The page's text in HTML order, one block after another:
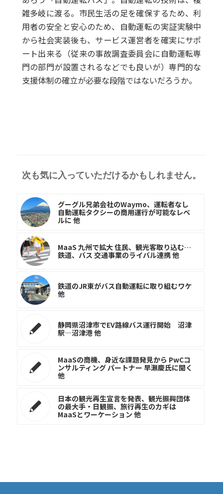
雑多岐に渡る。市民生活の足を確保するため、利
用者の安全と安心のため、自動運転の実証実験中
から社会実装後も、サービス運営者を確実にサポ
ート出来る（従来の事故調査委員会に自動運転専
門の部門が設置されるなどでも良いが）専門的な
支援体制の確立が必要な段階ではないだろうか。
次も気に入っていただけるかもしれません。
グーグル兄弟会社のWaymo、運転者なし
自動運転タクシーの商用運行が可能なレベ
ルに 他
MaaS 九州で拡大 住民、観光客取り込む…
鉄道、バス 交通事業のライバル連携 他
鉄道のJR東がバス自動運転に取り組むワケ
他
静岡県沼津市でEV路線バス運行開始 沼津
駅―沼津港 他
MaaSの商機、身近な課題発見から PwCコ
ンサルティング パートナー 早瀬慶氏に聞く
他
日本の観光再生宣言を発表、観光振興団体
の最大手・日観振、旅行再生のカギは
MaaSとワーケーション 他